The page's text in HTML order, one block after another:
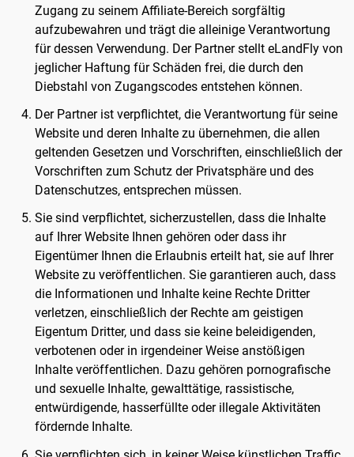
Zugang zu seinem Affiliate-Bereich sorgfältig
aufzubewahren und trägt die alleinige Verantwortung
für dessen Verwendung. Der Partner stellt eLandFly von
jeglicher Haftung für Schäden frei, die durch den
Diebstahl von Zugangscodes entstehen können.
Der Partner ist verpflichtet, die Verantwortung für seine
Website und deren Inhalte zu übernehmen, die allen
geltenden Gesetzen und Vorschriften, einschließlich der
Vorschriften zum Schutz der Privatsphäre und des
Datenschutzes, entsprechen müssen.
Sie sind verpflichtet, sicherzustellen, dass die Inhalte
auf Ihrer Website Ihnen gehören oder dass ihr
Eigentümer Ihnen die Erlaubnis erteilt hat, sie auf Ihrer
Website zu veröffentlichen. Sie garantieren auch, dass
die Informationen und Inhalte keine Rechte Dritter
verletzen, einschließlich der Rechte am geistigen
Eigentum Dritter, und dass sie keine beleidigenden,
verbotenen oder in irgendeiner Weise anstößigen
Inhalte veröffentlichen. Dazu gehören pornografische
und sexuelle Inhalte, gewalttätige, rassistische,
entwürdigende, hasserfüllte oder illegale Aktivitäten
fördernde Inhalte.